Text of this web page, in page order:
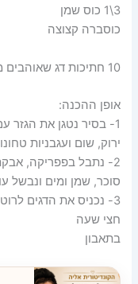
3\1 כוס שמן
כוסברה קצוצה
10 חתיכות דג שאוהבים מושט\סלמון\טונה\
אופן ההכנה:
ירוק, שום ועגבניות טחונות
2- נתבל בפפריקה,
סוכר, שמן ומים ונבשל עוד 10
חצי שעה
בתאבון